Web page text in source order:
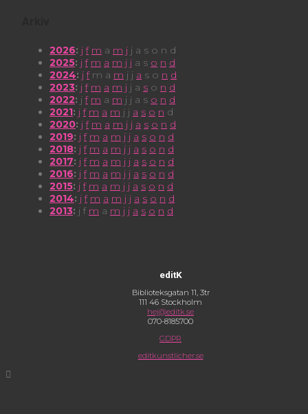
2026: j f m a m j j a s o n d
2025: j f m a m j j a s o n d
2024: j f m a m j j a s o n d
2023: j f m a m j j a s o n d
2022: j f m a m j j a s o n d
2021: j f m a m j j a s o n d
2020: j f m a m j j a s o n d
2019: j f m a m j j a s o n d
2018: j f m a m j j a s o n d
2017: j f m a m j j a s o n d
2016: j f m a m j j a s o n d
2015: j f m a m j j a s o n d
2014: j f m a m j j a s o n d
2013: j f m a m j j a s o n d
editK
Biblioteksgatan 11, 3tr
111 46 Stockholm
hej@editk.se
070-8185700
GDPR
editkunstlicher.se